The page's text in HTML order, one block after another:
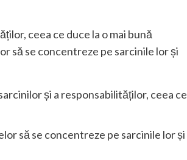
ceea ce duce la o mai bună
să se concentreze pe sarcinile lor și
și a responsabilităților, ceea ce
să se concentreze pe sarcinile lor și